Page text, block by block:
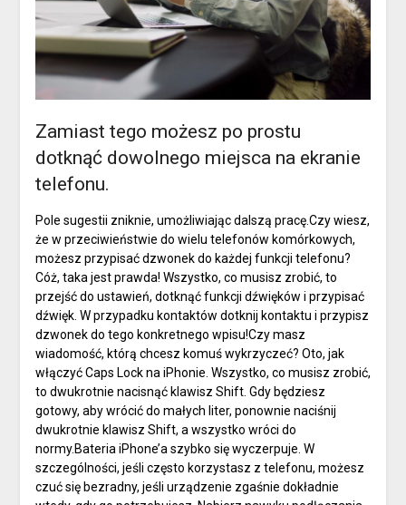
Zamiast tego możesz po prostu
dotknąć dowolnego miejsca na ekranie
telefonu.
Pole sugestii zniknie, umożliwiając dalszą pracę.Czy wiesz,
że w przeciwieństwie do wielu telefonów komórkowych,
możesz przypisać dzwonek do każdej funkcji telefonu?
Cóż, taka jest prawda! Wszystko, co musisz zrobić, to
przejść do ustawień, dotknąć funkcji dźwięków i przypisać
dźwięk. W przypadku kontaktów dotknij kontaktu i przypisz
dzwonek do tego konkretnego wpisu!Czy masz
wiadomość, którą chcesz komuś wykrzyczeć? Oto, jak
włączyć Caps Lock na iPhonie. Wszystko, co musisz zrobić,
to dwukrotnie nacisnąć klawisz Shift. Gdy będziesz
gotowy, aby wrócić do małych liter, ponownie naciśnij
dwukrotnie klawisz Shift, a wszystko wróci do
normy.Bateria iPhone’a szybko się wyczerpuje. W
szczególności, jeśli często korzystasz z telefonu, możesz
czuć się bezradny, jeśli urządzenie zgaśnie dokładnie